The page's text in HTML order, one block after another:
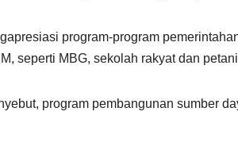
program-program
seperti MBG, sekolah rakyat dan
program pembangunan sumber